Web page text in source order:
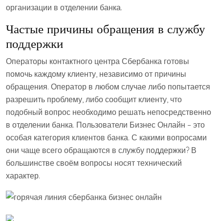
организации в отделении банка.
Частые причины обращения в службу
поддержки
Операторы контактного центра Сбербанка готовы
помочь каждому клиенту, независимо от причины
обращения. Оператор в любом случае либо попытается
разрешить проблему, либо сообщит клиенту, что
подобный вопрос необходимо решать непосредственно
в отделении банка. Пользователи Бизнес Онлайн – это
особая категория клиентов банка. С какими вопросами
они чаще всего обращаются в службу поддержки? В
большинстве своём вопросы носят технический
характер.